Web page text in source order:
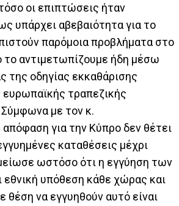
οι επιπτώσεις ήταν
υπάρχει αβεβαιότητα για το
παρόμοια προβλήματα στο
το αντιμετωπίζουμε ήδη μέσω
της οδηγίας εκκαθάρισης
τραπεζικής
Σύμφωνα με τον κ.
για την Κύπρο δεν θέτει
καταθέσεις μέχρι
ωστόσο ότι η εγγύηση των
εθνική υπόθεση κάθε χώρας και
θέση να εγγυηθούν αυτό είναι